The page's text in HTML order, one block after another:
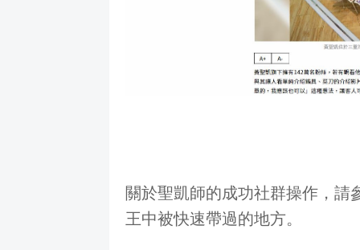
關於聖凱師的成功社群操作，請
王中被快速帶過的地方。